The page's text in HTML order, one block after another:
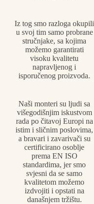
Iz tog smo razloga okupili
u svoj tim samo probrane
stručnjake, sa kojima
možemo garantirati
visoku kvalitetu
napravljenog i
isporučenog proizvoda.
Naši monteri su ljudi sa
višegodišnjim iskustvom
rada po čitavoj Europi na
istim i sličnim poslovima,
a bravari i zavarivači su
certificirano osoblje
prema EN ISO
standardima, jer smo
svjesni da se samo
kvalitetom možemo
izdvojiti i opstati na
današnjem tržištu.